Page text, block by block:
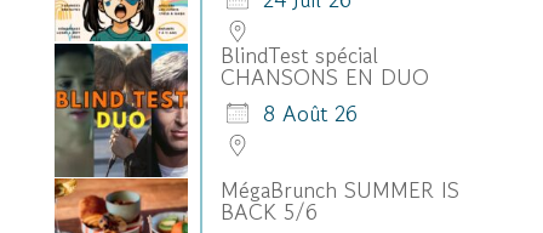
BlindTest spécial
CHANSONS EN DUO
8 Août 26
MégaBrunch SUMMER IS
BACK 5/6